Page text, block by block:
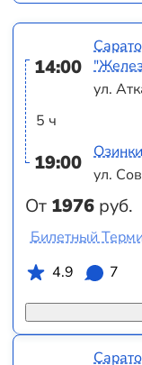
14:00
5 ч
19:00
От 1976 руб.
ул.
ул.
Билетный
4.9
7